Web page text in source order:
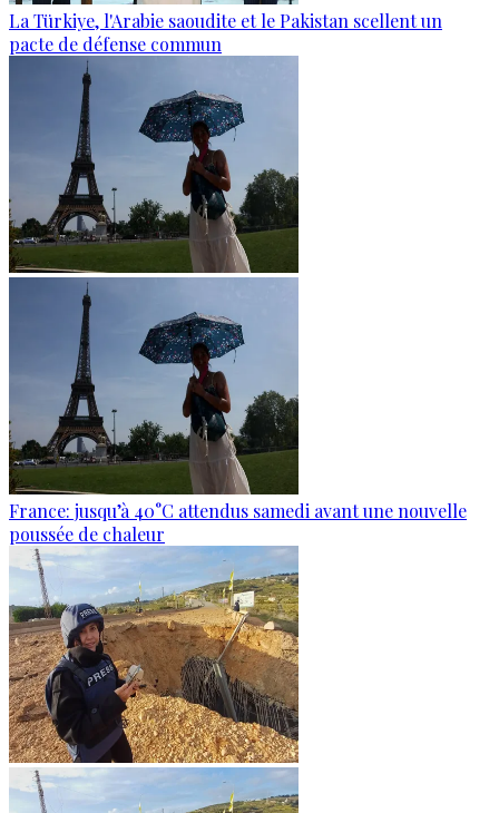
La Türkiye, l'Arabie saoudite et le Pakistan scellent un
pacte de défense commun
France: jusqu’à 40°C attendus samedi avant une nouvelle
poussée de chaleur